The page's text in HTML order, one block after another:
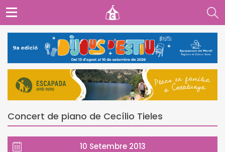
Concert de piano de Cecílio Tieles
10 Setembre 2013